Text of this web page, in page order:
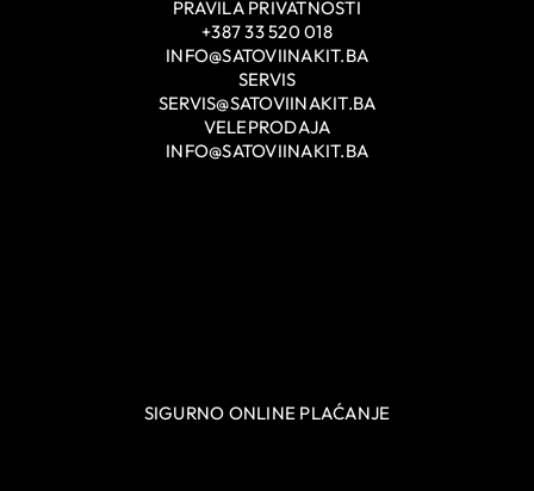
PRAVILA PRIVATNOSTI
+387 33 520 018
INFO@SATOVIINAKIT.BA
SERVIS
SERVIS@SATOVIINAKIT.BA
VELEPRODAJA
INFO@SATOVIINAKIT.BA
SIGURNO ONLINE PLAĆANJE